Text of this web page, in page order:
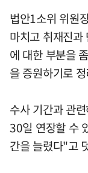
법안1소위 위원
마치고 취재진
에 대한 부분을
을 증원하기로
수사 기간과 관
30일 연장할 수
간을 늘렸다"고